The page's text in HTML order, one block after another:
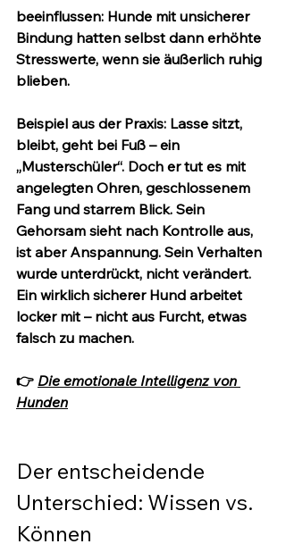
beeinflussen: Hunde mit unsicherer
Bindung hatten selbst dann erhöhte
Stresswerte, wenn sie äußerlich ruhig
blieben.
Beispiel aus der Praxis: Lasse sitzt,
bleibt, geht bei Fuß – ein
„Musterschüler“. Doch er tut es mit
angelegten Ohren, geschlossenem
Fang und starrem Blick. Sein
Gehorsam sieht nach Kontrolle aus,
ist aber Anspannung. Sein Verhalten
wurde unterdrückt, nicht verändert.
Ein wirklich sicherer Hund arbeitet
locker mit – nicht aus Furcht, etwas
falsch zu machen.
👉 Die emotionale Intelligenz von
Hunden
Der entscheidende
Unterschied: Wissen vs.
Können